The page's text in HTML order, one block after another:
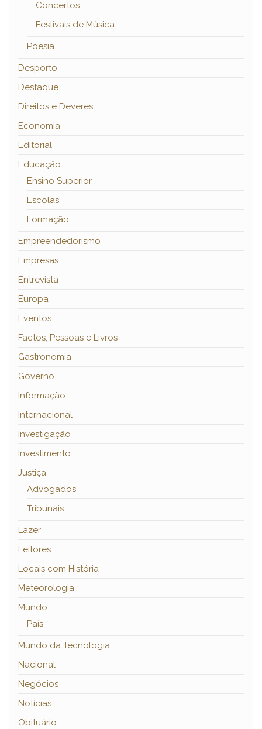
Concertos
Festivais de Música
Poesia
Desporto
Destaque
Direitos e Deveres
Economia
Editorial
Educação
Ensino Superior
Escolas
Formação
Empreendedorismo
Empresas
Entrevista
Europa
Eventos
Factos, Pessoas e Livros
Gastronomia
Governo
Informação
Internacional
Investigação
Investimento
Justiça
Advogados
Tribunais
Lazer
Leitores
Locais com História
Meteorologia
Mundo
País
Mundo da Tecnologia
Nacional
Negócios
Notícias
Obituário